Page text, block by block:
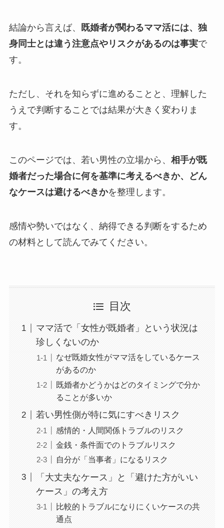
結論から言えば、
既婚者が関わるママ活には、独
身同士とは違う注意点やリスクがあるのは事実で
す。
ただし、それを知らずに進めることと、理解した
うえで判断することでは結果が大きく変わりま
す。
このページでは、若い男性の立場から、 相手が既
婚者だった場合に何を基準に考えるべきか、どん
なケースは避けるべきかを整理します。
感情や勢いではなく、納得できる判断をするため
の材料として読んでみてください。
目次
ママ活で「女性が既婚者」という状況は
珍しくないのか
なぜ既婚女性がママ活をしているケース
があるのか
既婚者かどうかはどのタイミングで分か
ることが多いか
若い男性側が特に気にすべきリスク
感情的・人間関係トラブルのリスク
金銭・条件面でのトラブルリスク
自分が「当事者」になるリスク
「大丈夫なケース」と「避けた方がいい
ケース」の考え方
比較的トラブルになりにくいケースの共
通点